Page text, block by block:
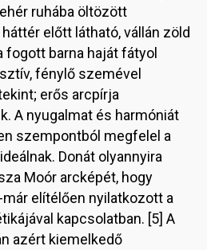
ruhába öltözött
előtt látható, vállán zöld
fogott barna haját fátyol
fénylő szemével
erős arcpírja
A nyugalmat és harmóniát
szempontból megfelel a
Donát olyannyira
Moór arcképét, hogy
elítélően nyilatkozott a
kapcsolatban. [5] A
azért kiemelkedő